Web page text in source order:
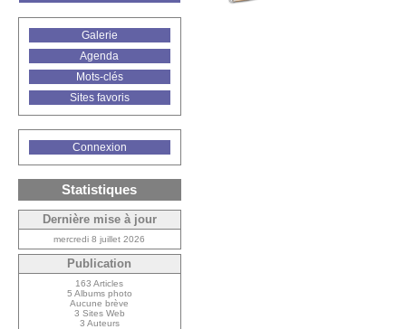
Galerie
Agenda
Mots-clés
Sites favoris
Connexion
Statistiques
Dernière mise à jour
mercredi 8 juillet 2026
Publication
163 Articles
5 Albums photo
Aucune brève
3 Sites Web
3 Auteurs